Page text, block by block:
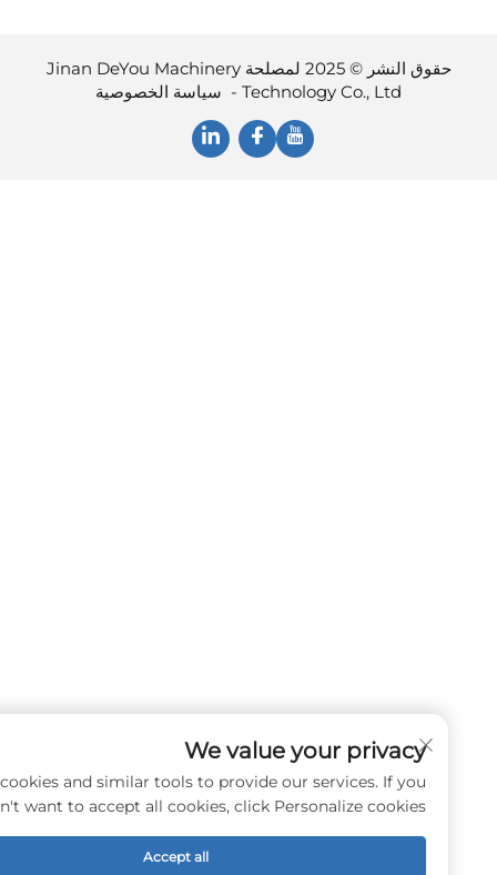
حقوق النشر © 2025 لمصلحة Jinan DeYou Machinery
Technology Co., Ltd -
سياسة الخصوصية
We value your privacy
use cookies and similar tools to provide our services. If you
don't want to accept all cookies, click Personalize cookies.
Accept all